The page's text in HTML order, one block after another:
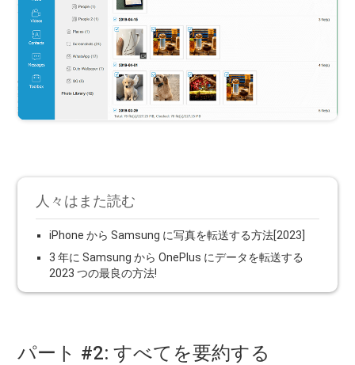
人々はまた読む
iPhone から Samsung に写真を転送する方法[2023]
3 年に Samsung から OnePlus にデータを転送する
2023 つの最良の方法!
パート #2: すべてを要約する